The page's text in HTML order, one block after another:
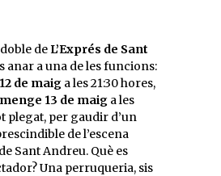
de L’Exprés de Sant
anar a una de les funcions:
de maig a les 21:30 hores,
13 de maig a les
plegat, per gaudir d’un
de l’escena
Sant Andreu. Què es
Una perruqueria, sis